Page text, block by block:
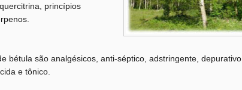
princípios
bétula são analgésicos, anti-séptico, adstringente, depurativo,
e tônico.